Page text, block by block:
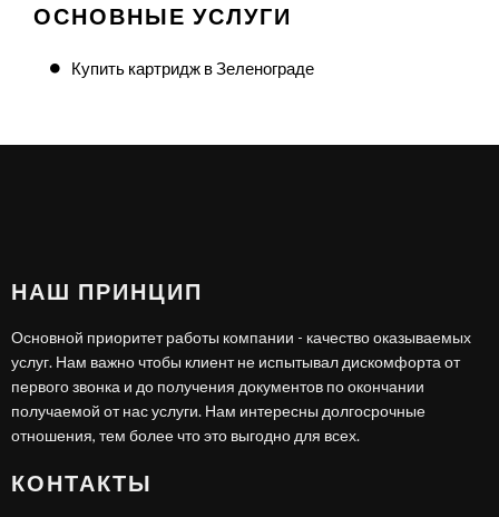
ОСНОВНЫЕ УСЛУГИ
Купить картридж в Зеленограде
НАШ ПРИНЦИП
Основной приоритет работы компании - качество оказываемых
услуг. Нам важно чтобы клиент не испытывал дискомфорта от
первого звонка и до получения документов по окончании
получаемой от нас услуги. Нам интересны долгосрочные
отношения, тем более что это выгодно для всех.
КОНТАКТЫ